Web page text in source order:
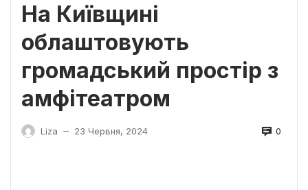
На Київщині
облаштовують
громадський простір з
амфітеатром
Liza — 23 Червня, 2024 0